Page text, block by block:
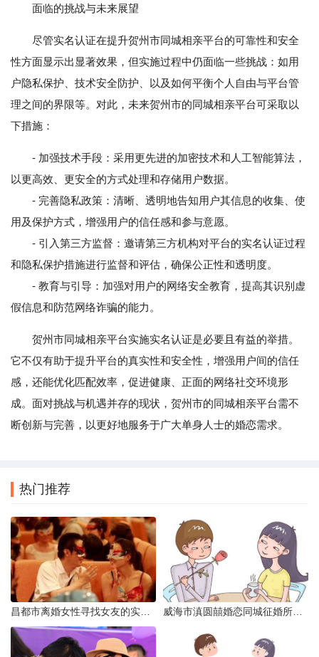
面临的挑战与未来展望
尽管实名认证在提升贺州市同城相亲平台的可靠性和安全
性方面显示出显著效果，但实施过程中仍面临一些挑战：如用
户隐私保护、技术安全防护、以及如何平衡个人自由与平台管
理之间的界限等。对此，未来贺州市的同城相亲平台可采取以
下措施：
- 加强技术手段：采用更先进的加密技术和人工智能算法，
以更高效、更安全的方式处理和存储用户数据。
- 完善隐私政策：清晰、透明地告知用户其信息的收集、使
用及保护方式，增强用户的信任感和参与意愿。
- 引入第三方监督：邀请第三方机构对平台的实名认证过程
和隐私保护措施进行监督和评估，确保公正性和透明度。
- 教育与引导：加强对用户的网络安全教育，提高其识别虚
假信息和防范网络诈骗的能力。
贺州市同城相亲平台实施实名认证是必要且有益的举措。
它不仅有助于提升平台的真实性和安全性，增强用户间的信任
感，还能优化匹配效率，促进健康、正面的网络社交环境形
成。面对挑战与机遇并存的现状，贺州市的同城相亲平台需不
断创新与完善，以更好地服务于广大单身人士的婚恋需求。
热门推荐